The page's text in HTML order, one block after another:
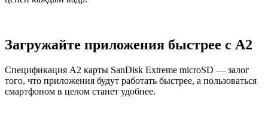
Загружайте приложения быстрее с A2
Спецификация A2 карты SanDisk Extreme microSD — залог
того, что приложения будут работать быстрее, а пользоваться
смартфоном в целом станет удобнее.